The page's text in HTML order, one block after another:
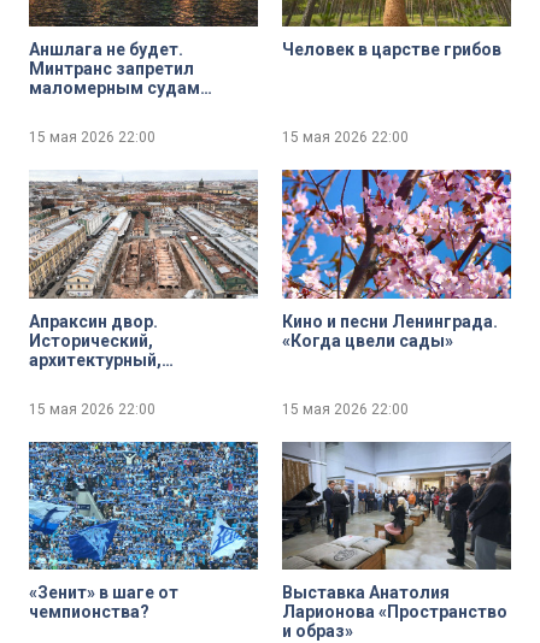
Аншлага не будет.
Минтранс запретил
маломерным судам
15 мая 2026 22:00
Человек в царстве грибов
15 мая 2026 22:00
Апраксин двор.
Исторический,
архитектурный,
15 мая 2026 22:00
Кино и песни Ленинграда.
«Когда цвели сады»
15 мая 2026 22:00
«Зенит» в шаге от
чемпионства?
Выставка Анатолия
Ларионова «Пространство
и образ»